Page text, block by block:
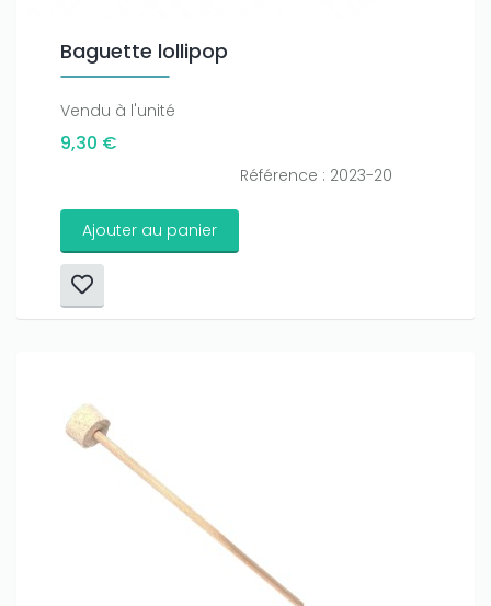
Baguette lollipop
Vendu à l'unité
9,30 €
Référence : 2023-20
Ajouter au panier